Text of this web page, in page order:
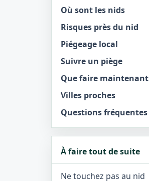
Où sont les nids
Risques près du nid
Piégeage local
Suivre un piège
Que faire maintenant
Villes proches
Questions fréquentes
À faire tout de suite
Ne touchez pas au nid